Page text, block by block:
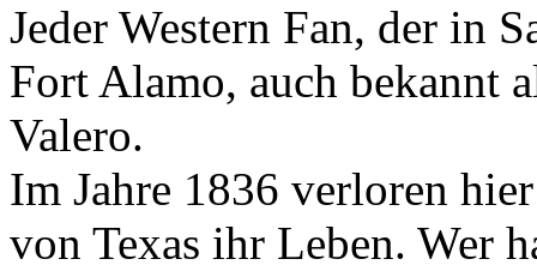
Jeder Western Fan, der in
Fort Alamo, auch bekannt
Valero.
Im Jahre 1836 verloren
von Texas ihr Leben. Wer